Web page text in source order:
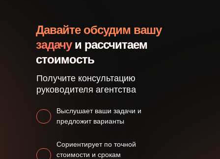
Сориентирует по точной
стоимости и срокам
Получите консультацию
руководителя агентства
Выслушает ваши задачи и
предложит варианты
Давайте обсудим вашу
задачу и рассчитаем
стоимость